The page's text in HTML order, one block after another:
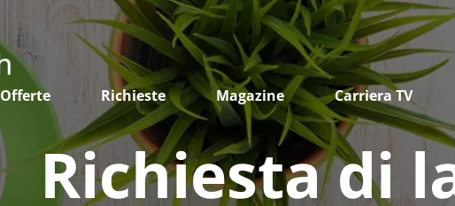
Offerte Richieste Magazine Carriera TV
Richiesta di